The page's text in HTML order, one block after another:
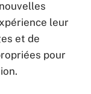
leur
et de
pour